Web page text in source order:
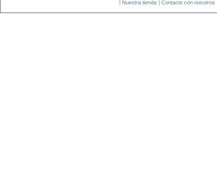
Nuestra tienda Contacte con nosotros